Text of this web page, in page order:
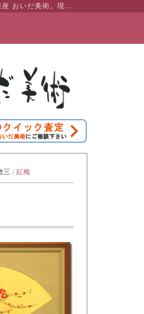
買取 | 東京・銀座 おいだ美術
三 / 紅梅